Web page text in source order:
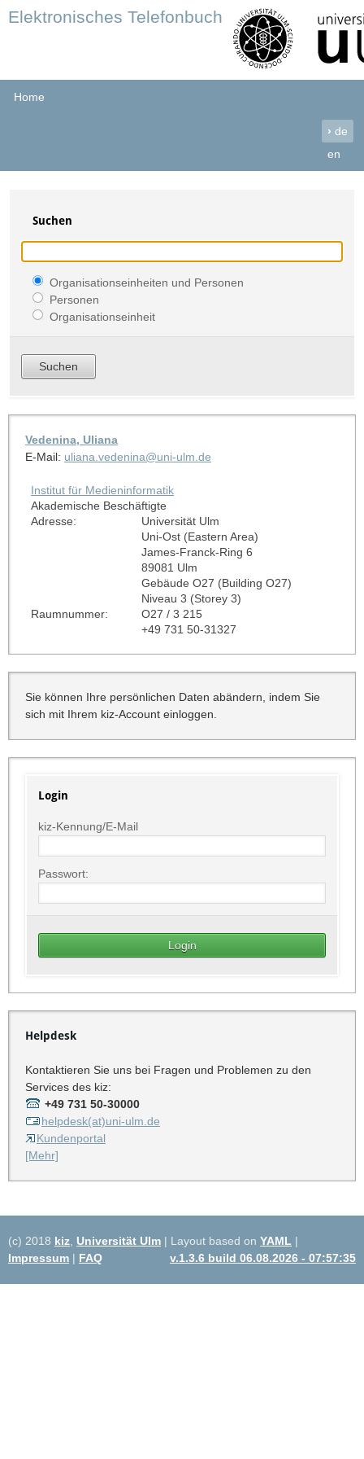
Elektronisches Telefonbuch
Home
› de
en
Suchen
Organisationseinheiten und Personen
Personen
Organisationseinheit
Vedenina, Uliana
E-Mail: uliana.vedenina@uni-ulm.de
Institut für Medieninformatik
Akademische Beschäftigte
Adresse:
Universität Ulm
Uni-Ost (Eastern Area)
James-Franck-Ring 6
89081 Ulm
Gebäude O27 (Building O27)
Niveau 3 (Storey 3)
Raumnummer:
O27 / 3 215
+49 731 50-31327
Sie können Ihre persönlichen Daten abändern, indem Sie
sich mit Ihrem kiz-Account einloggen.
Login
kiz-Kennung/E-Mail
Passwort:
Helpdesk
Kontaktieren Sie uns bei Fragen und Problemen zu den
Services des kiz:
+49 731 50-30000
helpdesk(at)uni-ulm.de
Kundenportal
[Mehr]
(c) 2018 kiz Universität Ulm | Layout based on YAML |
Impressum | FAQ v.1.3.6 build 06.08.2026 - 07:57:35